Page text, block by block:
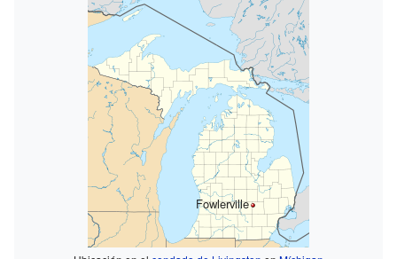
Fowlerville